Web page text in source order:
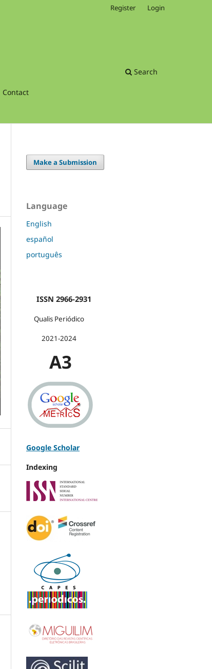
Contact
Search
Register Login
Make a Submission
Language
English
español
português
ISSN 2966-2931
Qualis Periódico
2021-2024
A3
Google Scholar
Indexing